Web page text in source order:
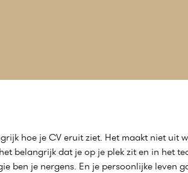
hoe je CV eruit ziet. Het maakt niet uit
belangrijk dat je op je plek zit en in het
ben je nergens. En je persoonlijke leven